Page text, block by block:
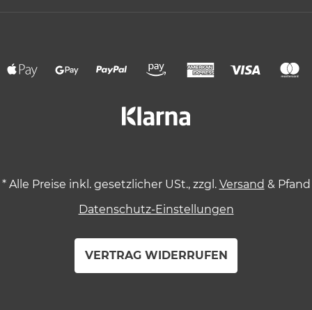
*Alle Preise inkl. gesetzlicher USt., zzgl. Versand & Pfand
Datenschutz-Einstellungen
VERTRAG WIDERRUFEN